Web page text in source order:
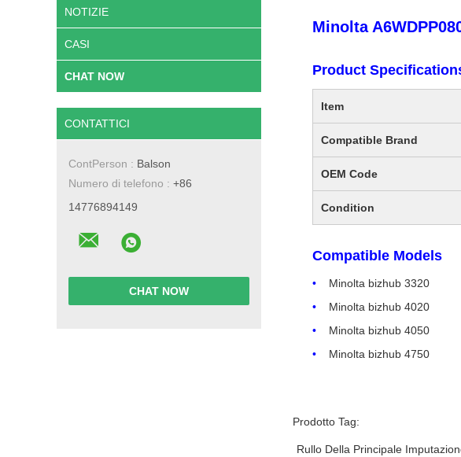
NOTIZIE
CASI
CHAT NOW
CONTATTICI
ContPerson : Balson
Numero di telefono : +86
14776894149
CHAT NOW
Minolta
Product
Item
Compatible Brand
OEM Code
Condition
Compatible Models
Minolta bizhub 3320
Minolta bizhub 4020
Minolta bizhub 4050
Minolta bizhub 4750
Prodotto Tag:
Rullo Della Principale